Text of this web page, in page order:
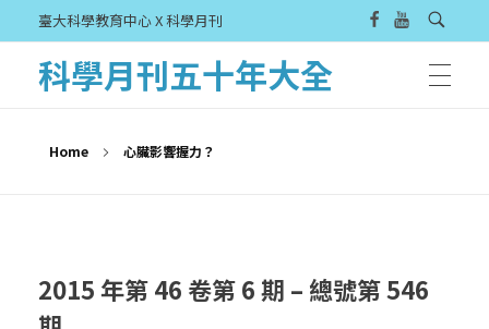
臺大科學教育中心 X 科學月刊
科學月刊五十年大全
Home 心臟影響握力？
2015 年第 46 卷第 6 期 – 總號第 546